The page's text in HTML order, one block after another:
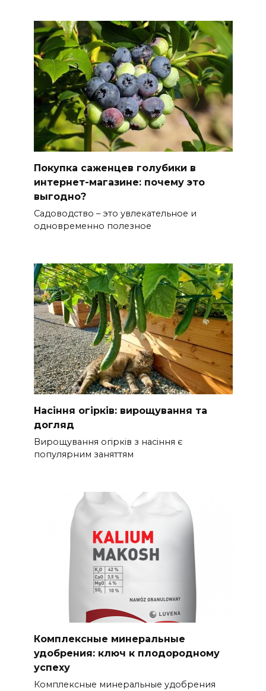
Покупка саженцев голубики в
интернет-магазине: почему это
выгодно?
Садоводство – это увлекательное и
одновременно полезное
Насіння огірків: вирощування та
догляд
Вирощування огірків з насіння є
популярним заняттям
Комплексные минеральные
удобрения: ключ к плодородному
успеху
Комплексные минеральные удобрения